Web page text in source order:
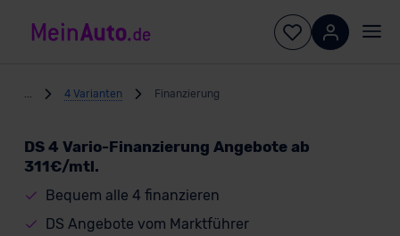
4 Varianten Finanzierung
DS 4 Vario-Finanzierung Angebote ab
311€/mtl.
Bequem alle 4 finanzieren
DS Angebote vom Marktführer